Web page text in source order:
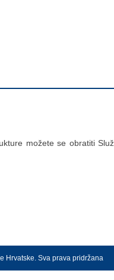
možete se obratiti
Hrvatske. Sva prava pridržana